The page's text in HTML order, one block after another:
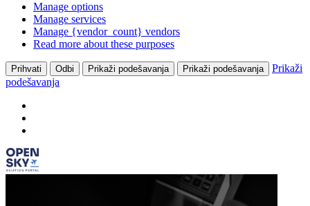
Manage options
Manage services
Manage {vendor_count} vendors
Read more about these purposes
Prihvati Odbi Prikaži podešavanja Prikaži podešavanja
Prikaži
podešavanja